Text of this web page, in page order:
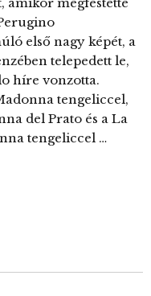
első nagy képét, a
telepedett le,
híre vonzotta.
tengeliccel,
del Prato és a La
tengeliccel …